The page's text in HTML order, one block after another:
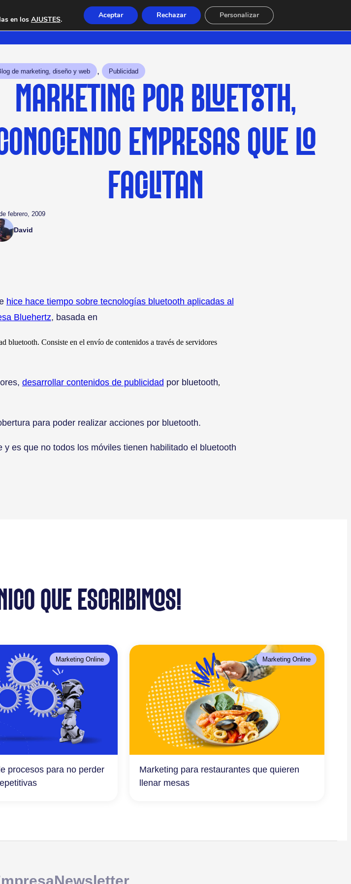
de marketing, diseño y web , Publicidad
MARKETING POR BLUETOOTH,
EMPRESAS QUE LO
FACILITAN
febrero, 2009
David
hice hace tiempo sobre tecnologías bluetooth aplicadas al
Bluehertz, basada en
Consiste en el envío de contenidos a través de servidores
desarrollar contenidos de publicidad por bluetooth,
para poder realizar acciones por bluetooth.
es que no todos los móviles tienen habilitado el bluetooth
QUE ESCRIBIMOS!
Marketing Online
procesos para no perder
Marketing Online
Marketing para restaurantes que quieren
llenar mesas
en los AJUSTES. Aceptar Rechazar Personalizar